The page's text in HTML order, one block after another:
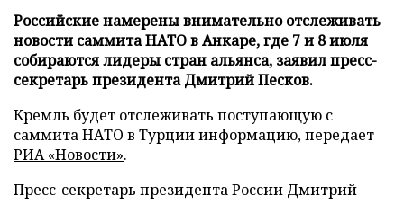
Российские намерены внимательно отслеживать
новости саммита НАТО в Анкаре, где 7 и 8 июля
собираются лидеры стран альянса, заявил пресс-
секретарь президента Дмитрий Песков.
Кремль будет отслеживать поступающую с
саммита НАТО в Турции информацию, передает
РИА «Новости».
Пресс-секретарь президента России Дмитрий